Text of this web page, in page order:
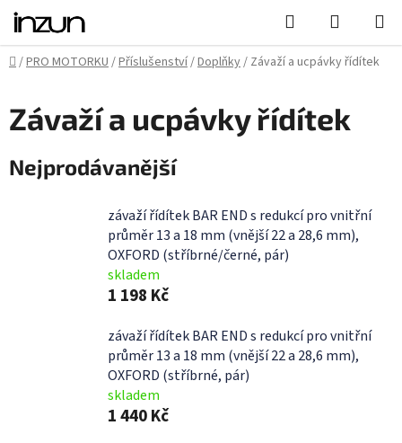
Přejít
obsah
Hledat
KOŠÍK
Domů
/PRO MOTORKU/Příslušenství/Doplňky/ Závaží a ucpávky řídítek
Závaží a ucpávky řídítek
Nejprodávanější
závaží řídítek BAR END s redukcí pro vnitřní
průměr 13 a 18 mm (vnější 22 a 28,6 mm),
OXFORD (stříbrné/černé, pár)
skladem
1 198 Kč
závaží řídítek BAR END s redukcí pro vnitřní
průměr 13 a 18 mm (vnější 22 a 28,6 mm),
OXFORD (stříbrné, pár)
skladem
1 440 Kč